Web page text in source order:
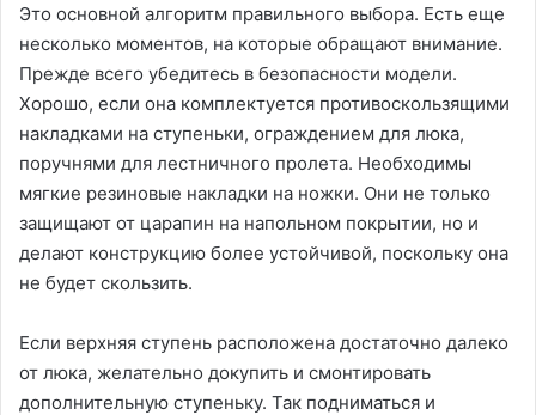
Это основной алгоритм правильного выбора. Есть еще
несколько моментов, на которые обращают внимание.
Прежде всего убедитесь в безопасности модели.
Хорошо, если она комплектуется противоскользящими
накладками на ступеньки, ограждением для люка,
поручнями для лестничного пролета. Необходимы
мягкие резиновые накладки на ножки. Они не только
защищают от царапин на напольном покрытии, но и
делают конструкцию более устойчивой, поскольку она
не будет скользить.
Если верхняя ступень расположена достаточно далеко
от люка, желательно докупить и смонтировать
дополнительную ступеньку. Так подниматься и